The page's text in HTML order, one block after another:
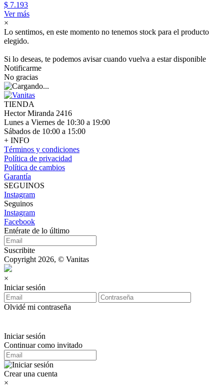
$ 7.193
Ver más
×
Lo sentimos, en este momento no tenemos stock para el producto
elegido.
Si lo deseas, te podemos avisar cuando vuelva a estar disponible
Notificarme
No gracias
TIENDA
Hector Miranda 2416
Lunes a Viernes de 10:30 a 19:00
Sábados de 10:00 a 15:00
+ INFO
Términos y condiciones
Política de privacidad
Política de cambios
Garantía
SEGUINOS
Instagram
Seguinos
Instagram
Facebook
Entérate de lo último
Suscribite
Copyright 2026, © Vanitas
×
Iniciar sesión
Olvidé mi contraseña
Iniciar sesión
Continuar como invitado
Crear una cuenta
×